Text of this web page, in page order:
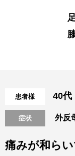
立ち仕事で足
靴下の後が残
患者様 40代
症状 外反
痛みが和ら